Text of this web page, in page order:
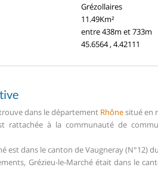
Grézollaires
11.49Km²
entre 438m et 733m
45.6564 , 4.42111
dans le département Rhônesitué en
rattachée à la communauté de
est dans le canton de Vaugneray (N°12)
Grézieu-le-Marché était dans le